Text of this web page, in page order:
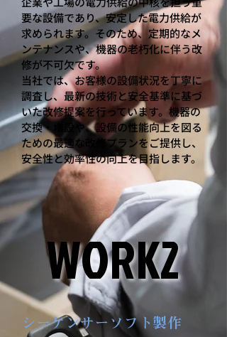
要な設備であり、安定した電力供給が
求められます。そのため、定期的なメ
ンテナンスや、機器の老朽化に伴う改
修が不可欠です。
当社では、お客様の設備状況を丁寧に
調査し、最新の技術と安全基準に基づ
いた改修提案を行っています。機器の
交換・増設や、設備の性能向上を図る
ための最適な改修プランをご提供し、
安全性と効率性の向上を目指します。
WORK2
WORK2
シーケンサーソフト製作